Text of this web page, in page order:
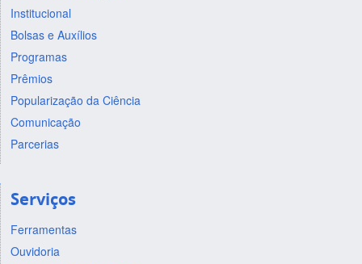
Institucional
Bolsas e Auxílios
Programas
Prêmios
Popularização da Ciência
Comunicação
Parcerias
Serviços
Ferramentas
Ouvidoria